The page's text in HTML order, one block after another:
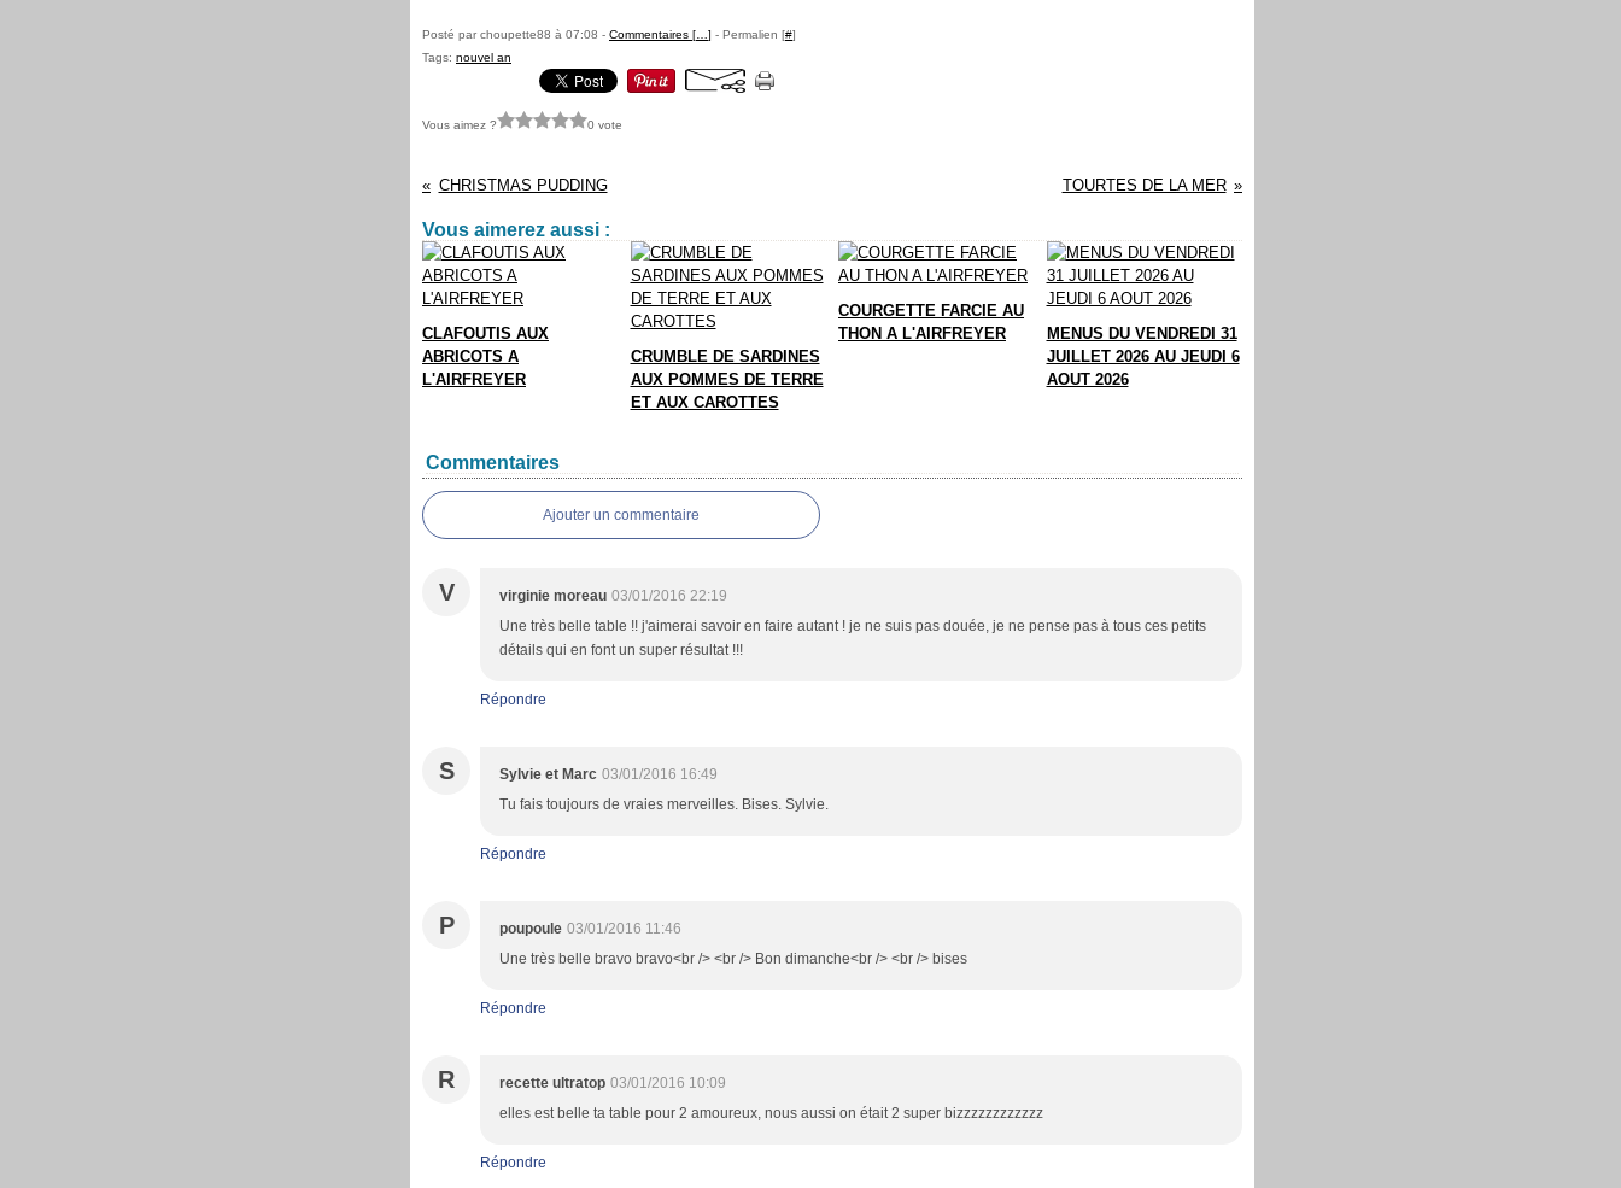
Posté par choupette88 à 07:08 - Commentaires [ ] - Permalien [#]
Tags: nouvel an
Vous aimez ? 0 vote
CHRISTMAS PUDDING TOURTES DE LA MER
Vous aimerez aussi :
CLAFOUTIS AUX
ABRICOTS A
L'AIRFREYER
CRUMBLE DE SARDINES
AUX POMMES DE TERRE
ET AUX CAROTTES
COURGETTE FARCIE AU
THON A L'AIRFREYER
MENUS DU VENDREDI 31
JUILLET 2026 AU JEUDI 6
AOUT 2026
Commentaires
Ajouter un commentaire
V virginie moreau 03/01/2016 22:19
Une très belle table !! j'aimerai savoir en faire autant ! je ne suis pas douée, je ne pense pas à tous ces petits
détails qui en font un super résultat !!!
Répondre
S Sylvie et Marc 03/01/2016 16:49
Tu fais toujours de vraies merveilles. Bises. Sylvie.
Répondre
P poupoule 03/01/2016 11:46
Une très belle bravo bravo<br /> <br /> Bon dimanche<br /> <br /> bises
Répondre
R recette ultratop 03/01/2016 10:09
elles est belle ta table pour 2 amoureux, nous aussi on était 2 super bizzzzzzzzzzzz
Répondre